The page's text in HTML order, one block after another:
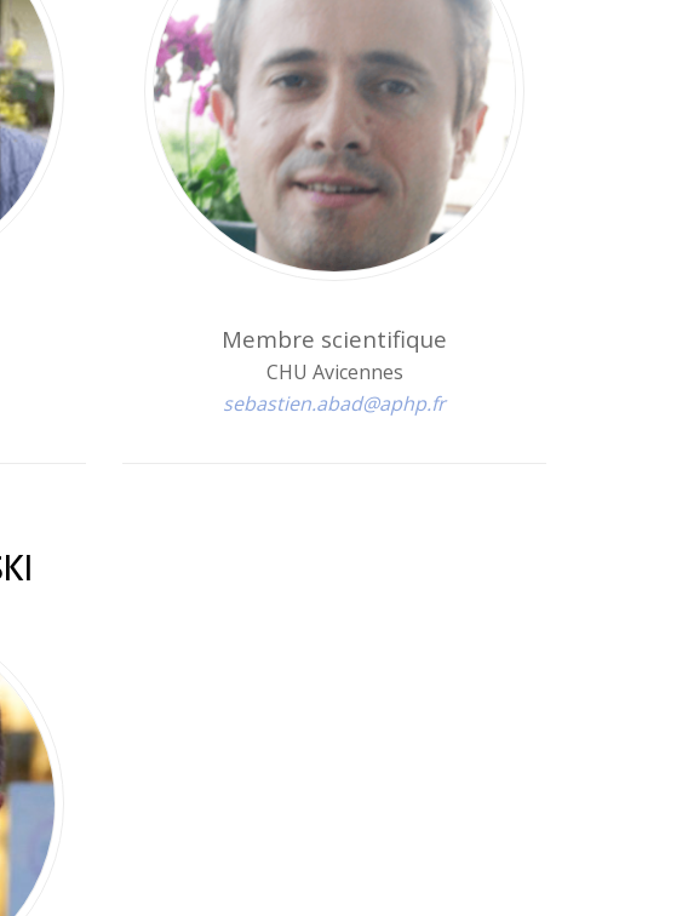
Membre scientifique
CHU Avicennes
sebastien.abad@aphp.fr